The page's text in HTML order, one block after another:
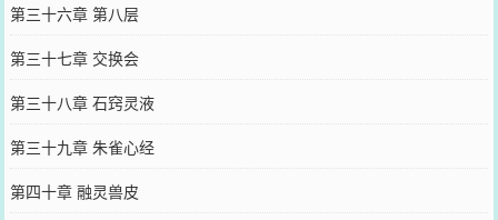
第三十六章 第八层
第三十七章 交换会
第三十八章 石窍灵液
第三十九章 朱雀心经
第四十章 融灵兽皮